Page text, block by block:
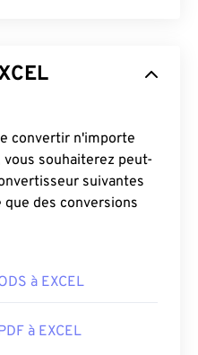
convertir n'importe
suivantes
des conversions
à EXCEL
à EXCEL